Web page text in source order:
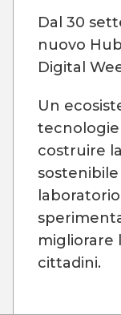
Dal 30
nuovo
Digital
Un
costruire
migliorare
cittadini.